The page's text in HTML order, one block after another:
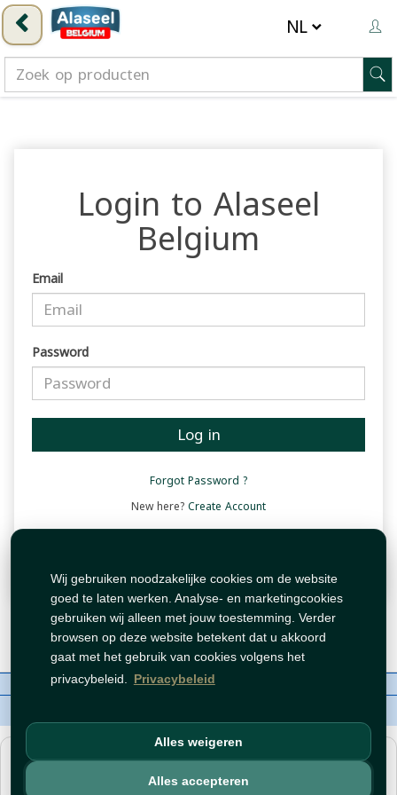
Wij gebruiken noodzakelijke cookies om de website
goed te laten werken. Analyse- en marketingcookies
gebruiken wij alleen met jouw toestemming. Verder
browsen op deze website betekent dat u akkoord
gaat met het gebruik van cookies volgens het
privacybeleid. Privacybeleid
Alles weigeren
Alles accepteren
Login to Alaseel
Belgium
Email
Password
Log in
Forgot Password ?
New here?Create Account
Over ons Contact
هذا متجر جملة. الأسعار وميزات الشراء متاحة فقط للحساباتالمسجّلة
والمفعّلة